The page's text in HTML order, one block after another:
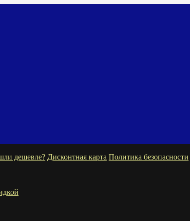
дешевле? Дисконтная карта Политика безопасности